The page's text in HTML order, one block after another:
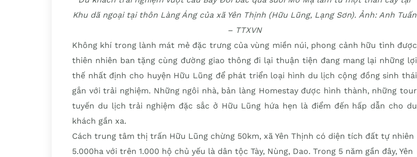
Khu dã ngoại tại thôn Làng Áng của xã Yên Thịnh (Hữu Lũng, Lạng Sơn). Ảnh: Anh Tuấn
– TTXVN
Không khí trong lành mát mẻ đặc trưng của vùng miền núi, phong cảnh hữu tình được
thiên nhiên ban tặng cùng đường giao thông đi lại thuận tiện đang mang lại những lợi
thế nhất định cho huyện Hữu Lũng để phát triển loại hình du lịch cộng đồng sinh thái
gắn với trải nghiệm. Những ngôi nhà, bản làng Homestay được hình thành, những tour
tuyến du lịch trải nghiệm đặc sắc ở Hữu Lũng hứa hẹn là điểm đến hấp dẫn cho du
khách gần xa.
Cách trung tâm thị trấn Hữu Lũng chừng 50km, xã Yên Thịnh có diện tích đất tự nhiên
5.000ha với trên 1.000 hộ chủ yếu là dân tộc Tày, Nùng, Dao. Trong 5 năm gần đây, Yên